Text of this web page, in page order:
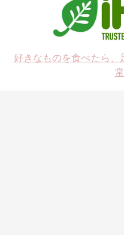
好きなものを食べたら、